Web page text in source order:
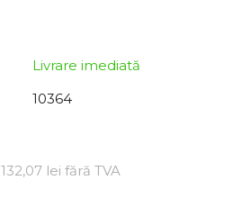
Livrare imediată
10364
132,07 lei fără TVA